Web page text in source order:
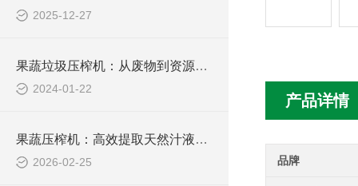
产品详情
品牌
2025-12-27
果蔬垃圾压榨机：从废物到资源的绿色转变
2024-01-22
果蔬压榨机：高效提取天然汁液的现代加工神器
2026-02-25